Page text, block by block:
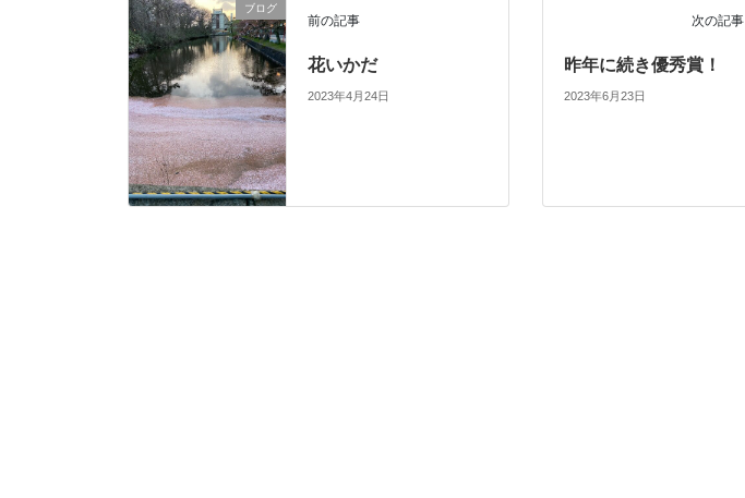
ブログ
前の記事
花いかだ
2023年4月24日
次の記事
昨年に続き優秀賞！
2023年6月23日